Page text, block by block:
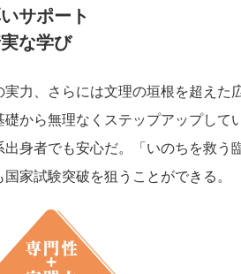
サポート
な学び
力、さらには文理の垣根を超えた
から無理なくステップアップして
身者でも安心だ。「いのちを救う
家試験突破を狙うことができる。